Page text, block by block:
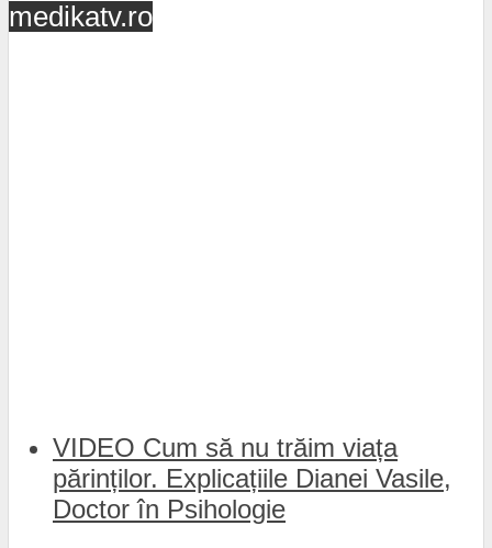
medikatv.ro
VIDEO Cum să nu trăim viața
părinților. Explicațiile Dianei Vasile,
Doctor în Psihologie